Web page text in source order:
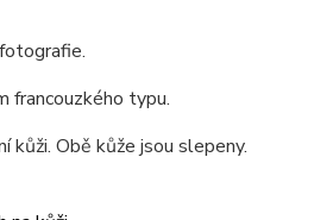
francouzkého typu.
kůži. Obě kůže jsou slepeny.